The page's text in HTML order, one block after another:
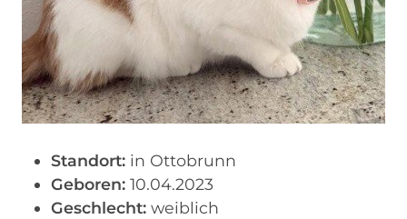
Standort: in Ottobrunn
Geboren: 10.04.2023
Geschlecht: weiblich